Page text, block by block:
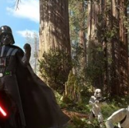
Star Wars Battlefront ที่
สงครามอวกาศ
ว่ามีดาวกี่ดวงที่เราเลือกเล่นได้ใน
Battlefront
ago